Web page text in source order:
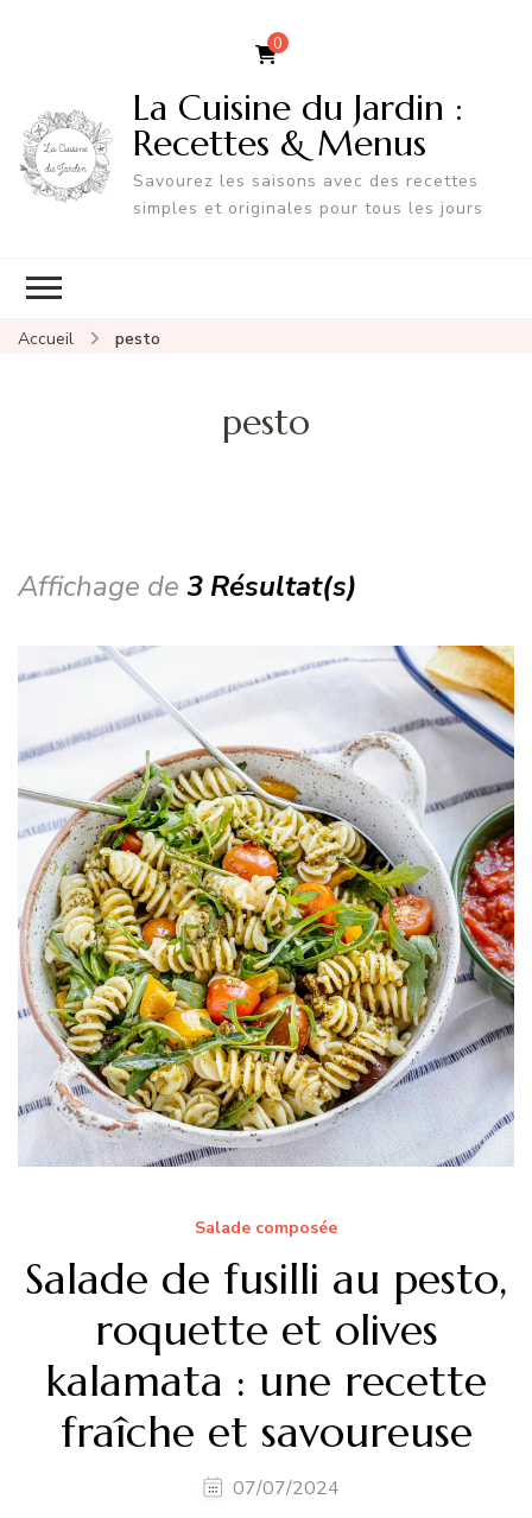
0
La Cuisine du Jardin :
Recettes & Menus
Savourez les saisons avec des recettes
simples et originales pour tous les jours
Accueil pesto
pesto
Affichage de 3 Résultat(s)
Salade composée
Salade de fusilli au pesto,
roquette et olives
kalamata : une recette
fraîche et savoureuse
07/07/2024